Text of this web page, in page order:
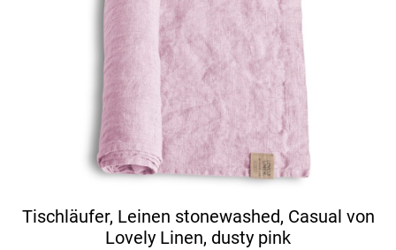
Tischläufer, Leinen stonewashed, Casual von
Lovely Linen, dusty pink